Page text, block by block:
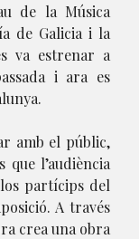
de la Música
de Galicia i la
va estrenar a
i ara es
amb el públic,
l’audiència
partícips del
A través
crea una obra